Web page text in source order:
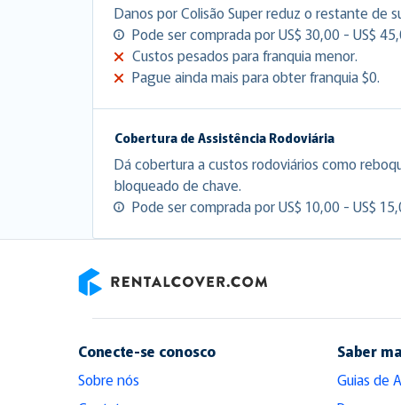
Danos por Colisão Super reduz o restante de
Pode ser comprada por US$ 30,00 - US$
Custos pesados para franquia menor.
Pague ainda mais para obter franquia $0.
Cobertura de Assistência Rodoviária
Dá cobertura a custos rodoviários como
bloqueado de chave.
Pode ser comprada por US$ 10,00 - US$
Conecte-se conosco
Sobre nós
Saber
Guias de